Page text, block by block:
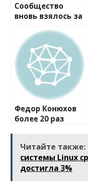
Сообщество
вновь взялось за
плавления
разъема 12V-2×6
Федор Конюхов
более 20 раз
Атлантики
Читайте также:
системы Linux
достигла 3%